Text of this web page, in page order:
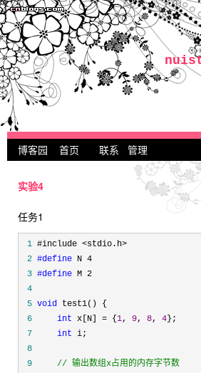
博客园 首页 联系 管理
实验4
任务1
1
2 #define
3 #define
4
5 void
6
int x[N] = { 1, 9, 8, 4
7
int
8
9
// 输出数组x占用的内存字节数